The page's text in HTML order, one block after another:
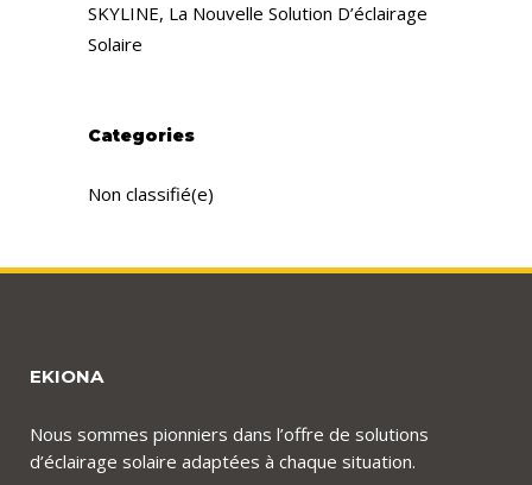
SKYLINE, La Nouvelle Solution D’éclairage
Solaire
Categories
Non classifié(e)
EKIONA
Nous sommes pionniers dans l’offre de solutions
d’éclairage solaire adaptées à chaque situation.